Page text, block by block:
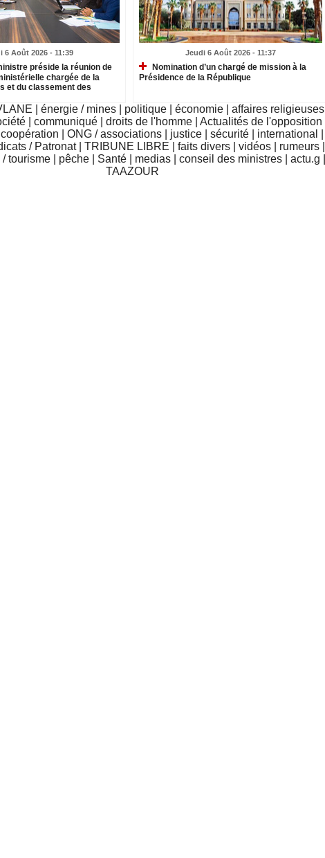
6 Août 2026 - 11:39
préside la réunion de
chargée de la
et du classement des
Jeudi 6 Août 2026 - 11:37
Nomination d’un chargé de mission à la
Présidence de la République
énergie / mines politique économie affaires religieuses
communiqué droits de l'homme Actualités de l'opposition
ONG / associations justice sécurité international
/ Patronat TRIBUNE LIBRE faits divers vidéos rumeurs
tourisme pêche Santé medias conseil des ministres actu.g
TAAZOUR